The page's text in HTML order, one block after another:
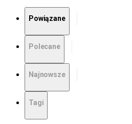
Powiązane
Polecane
Najnowsze
Tagi